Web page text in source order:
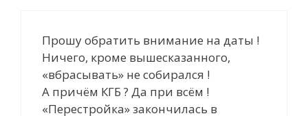
Прошу обратить внимание на даты !
Ничего, кроме вышесказанного,
«вбрасывать» не собирался !
А причём КГБ ? Да при всём !
«Перестройка» закончилась в